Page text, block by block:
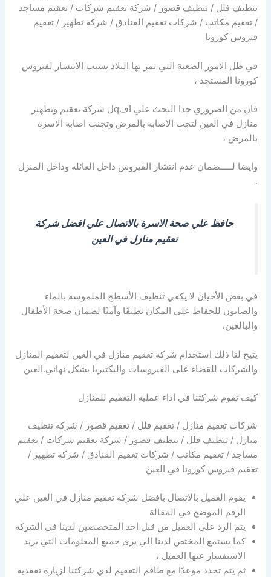
تنظيف فلل / تنظيف قصور / شركة تعقيم شركات / تعقيم مساجد
/ تعقيم مكاتب / شركات تعقيم الفنادق / شركة تطهير / تعقيم
فيروس كورونا
في ظل الامور الصعبة التي تمر بها البلاد بسبب الانتشار لفيروس
كورونا المستجد ،
فان من الضروري جدا البحث علي افqل شركة تعقيم وتطهير
منازل في العين لتجب الاصابة بالمرض وتجنب اصابة الاسرة
بالمرض ،
وايضا لـــــضمان عدم انتشار الفيروس داخل العائلة وداخل المنزل
.
حافظ علي صحة الاسرة بالاتصال علي افضل شركة
تعقيم منازل في العين
في بعض الأحيان لا يكفي تنظيف الأسطح الملموسة بالماء
والصابون للحفاظ على المكان نظيفًا وآمنًا لضمان صحة الأطفال
والبالغين.
يتيح لنا ذلك استخدام شركة تعقيم منازل في العين لتعقيم المنازل
والشركات للقضاء على الفيروسات والبكتيريا بشكل نهائي.العين
كيف تقوم شركتنا في اداء عملية التعقيم للمنازل
شركات تعقيم منازل / تعقيم فلل / تعقيم قصور / شركة تنظيف
منازل / تنظيف فلل / تنظيف قصور / شركة تعقيم شركات / تعقيم
مساجد / تعقيم مكاتب / شركات تعقيم الفنادق / شركة تطهير /
تعقيم فيروس كورونا في العين
يقوم العميل بالاتصال بافضل شركة تعقيم منازل في العين علي
الرقم الموضح في المقالة
يتم الرد علي العميل من قبل احد المتخصصين لدينا في الشركة
كما يستمع المختص لدينا الي يرى جميع المعلومات التي يريد
الاستفسار عنها العميل ،
ثم يتم تحدد موعدًا مع طاقم التعقيم لدي شركتنا لزيارة تفقدية